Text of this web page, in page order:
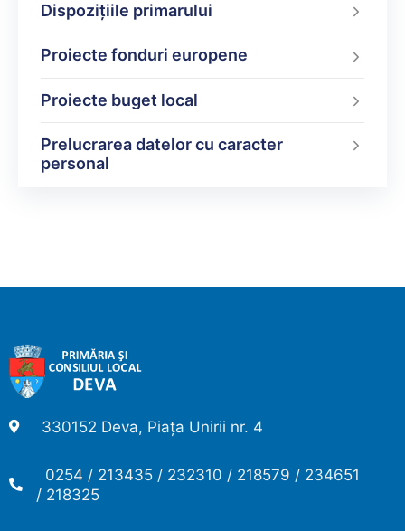
Dispoziţiile primarului
Proiecte fonduri europene
Proiecte buget local
Prelucrarea datelor cu caracter
personal
330152 Deva, Piața Unirii nr. 4
0254 / 213435 / 232310 / 218579 / 234651
/ 218325